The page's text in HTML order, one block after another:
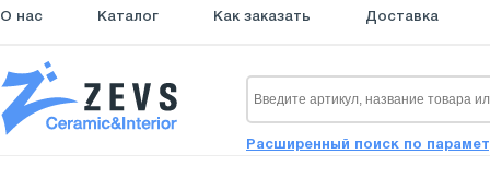
О нас Каталог Как заказать Доставка
Расширенный поиск по